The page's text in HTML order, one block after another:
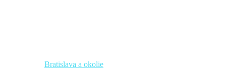
Bratislava a okolie